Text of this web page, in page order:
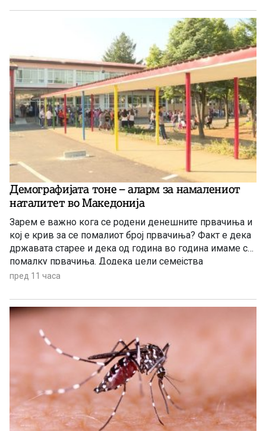
Демографијата тоне – аларм за намалениот
наталитет во Македонија
Зарем е важно кога се родени денешните првачиња и
кој е крив за се помалиот број првачиња? Факт е дека
државата старее и дека од година во година имаме се
помалку првачиња. Додека цели семејства
заминуваат од државата, политичарите си наоѓаат нова
итни мерки за да се спречи одливот на млади.
пред 11 часа